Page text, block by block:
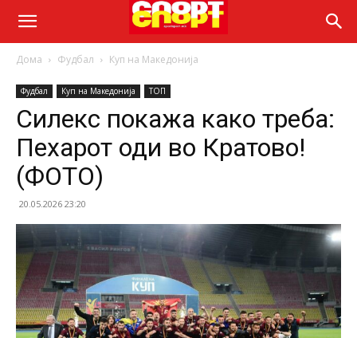
Дома Фудбал Куп на Македонија
Фудбал Куп на Македонија ТОП
Силекс покажа како треба:
Пехарот оди во Кратово!
(ФОТО)
20.05.2026 23:20